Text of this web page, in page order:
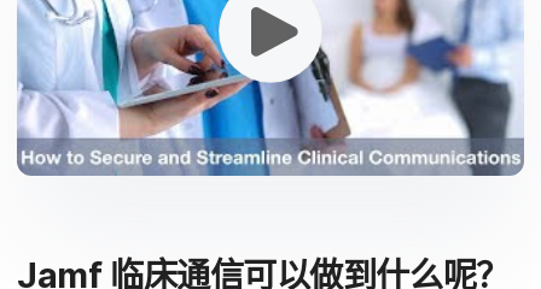
Jamf 临床​通信​可以​做​到​什么​呢？